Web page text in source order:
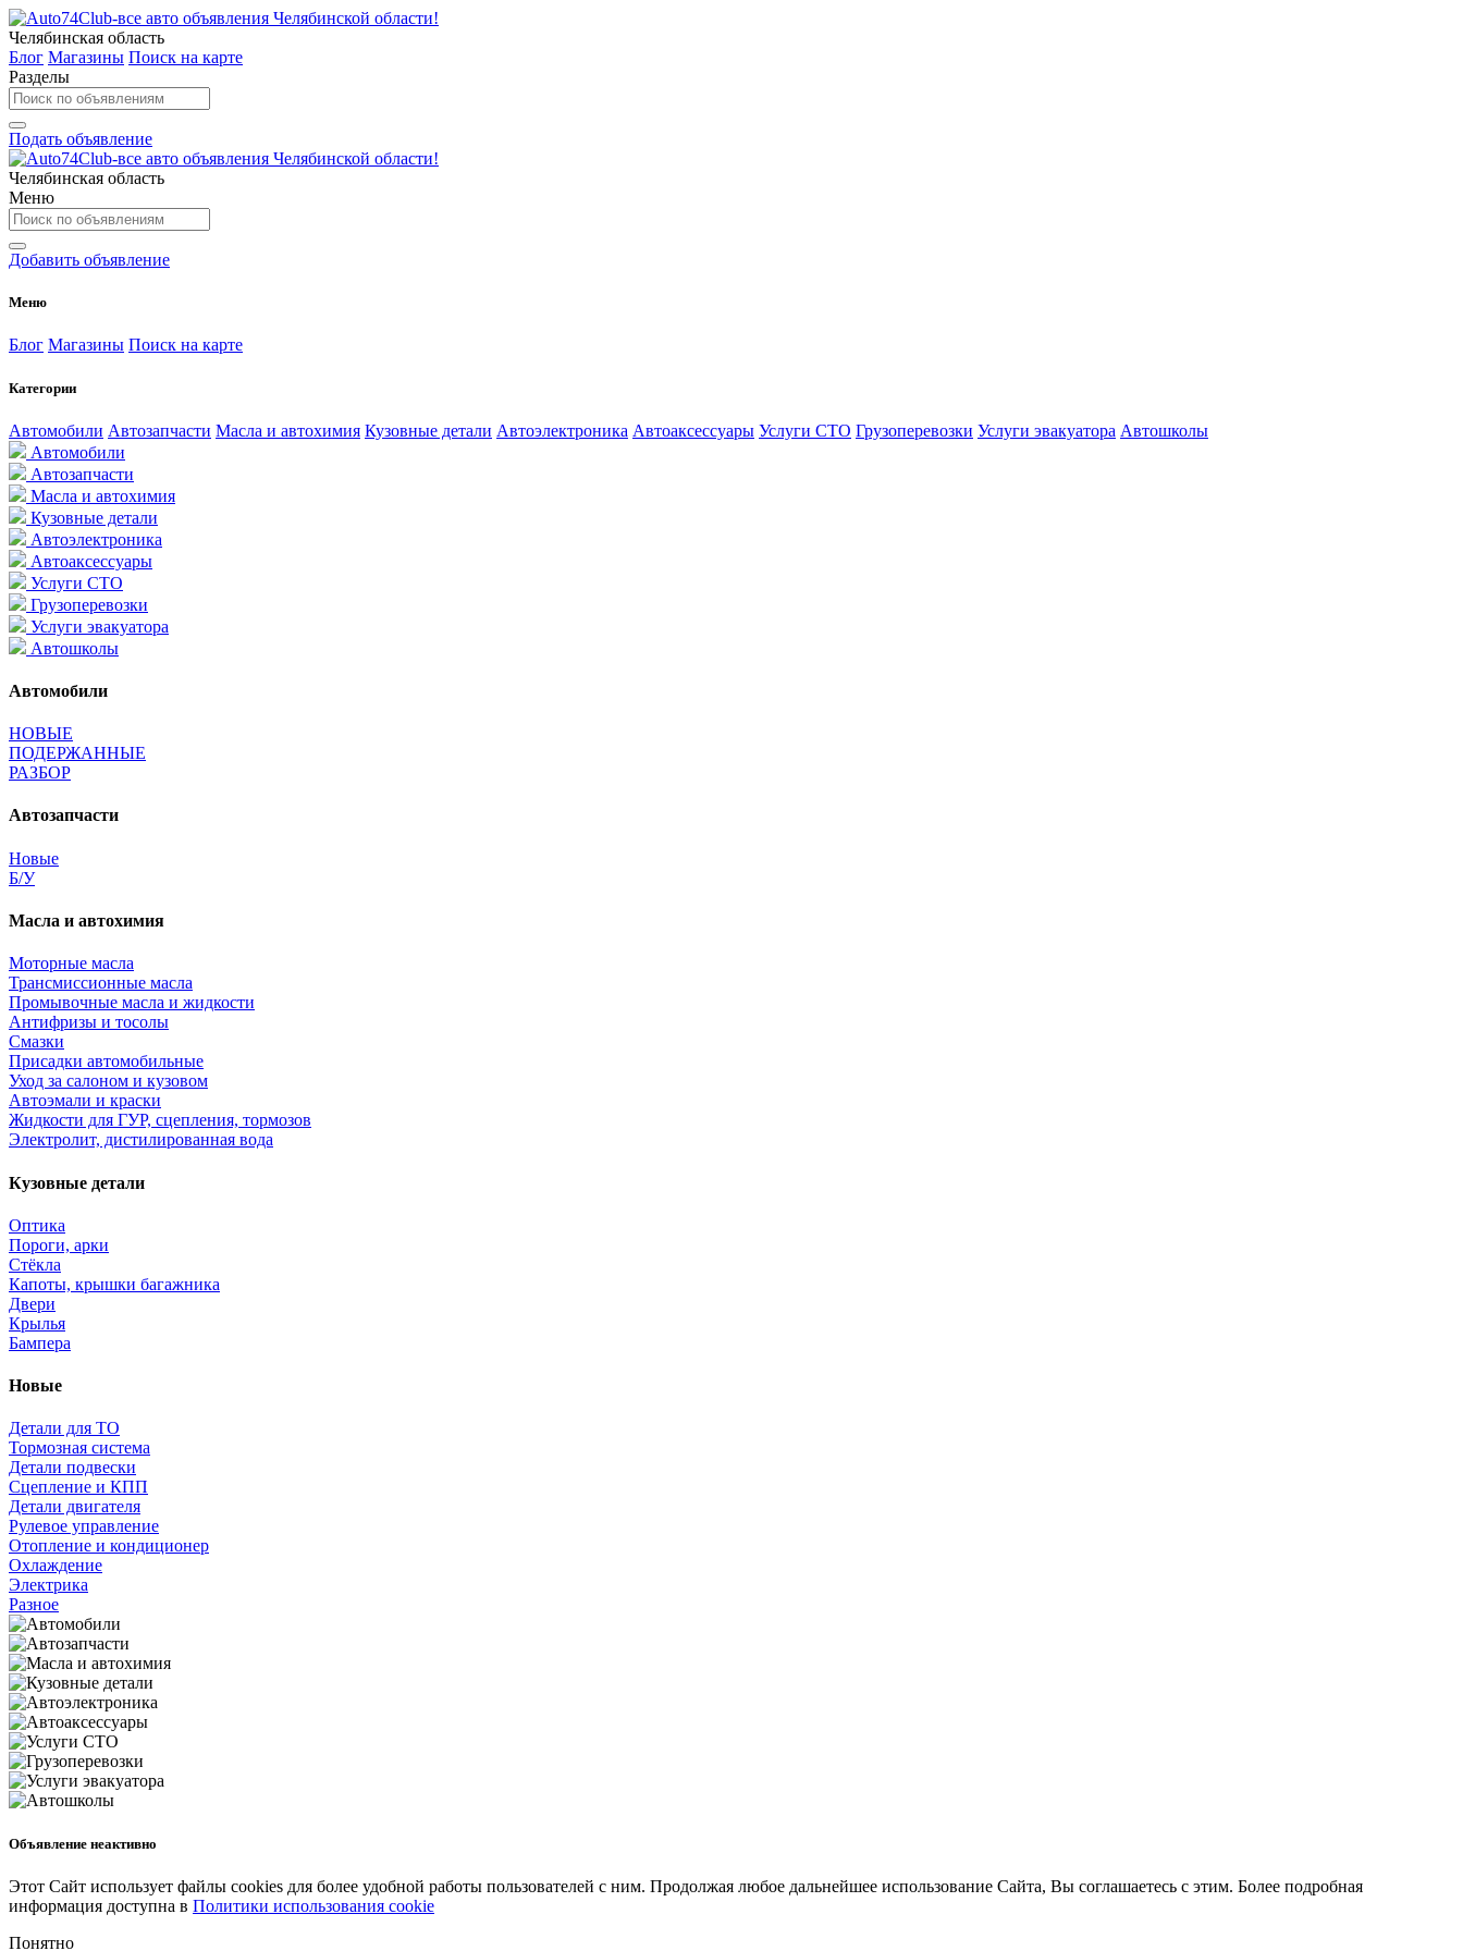
Челябинская область
Блог Магазины Поиск на карте
Разделы
Подать объявление
Челябинская область
Меню
Добавить объявление
Меню
Блог Магазины Поиск на карте
Категории
Автомобили Автозапчасти Масла и автохимия Кузовные детали Автоэлектроника Автоаксессуары Услуги СТО Грузоперевозки Услуги эвакуатора Автошколы
Автомобили
Автозапчасти
Масла и автохимия
Кузовные детали
Автоэлектроника
Автоаксессуары
Услуги СТО
Грузоперевозки
Услуги эвакуатора
Автошколы
Автомобили
НОВЫЕ
ПОДЕРЖАННЫЕ
РАЗБОР
Автозапчасти
Новые
Б/У
Масла и автохимия
Моторные масла
Трансмиссионные масла
Промывочные масла и жидкости
Антифризы и тосолы
Смазки
Присадки автомобильные
Уход за салоном и кузовом
Автоэмали и краски
Жидкости для ГУР, сцепления, тормозов
Электролит, дистилированная вода
Кузовные детали
Оптика
Пороги, арки
Стёкла
Капоты, крышки багажника
Двери
Крылья
Бампера
Новые
Детали для ТО
Тормозная система
Детали подвески
Сцепление и КПП
Детали двигателя
Рулевое управление
Отопление и кондиционер
Охлаждение
Электрика
Разное
Объявление неактивно
Этот Сайт использует файлы cookies для более удобной работы пользователей с ним. Продолжая любое дальнейшее использование Сайта, Вы соглашаетесь с этим. Более подробная
информация доступна в Политики использования cookie
Понятно